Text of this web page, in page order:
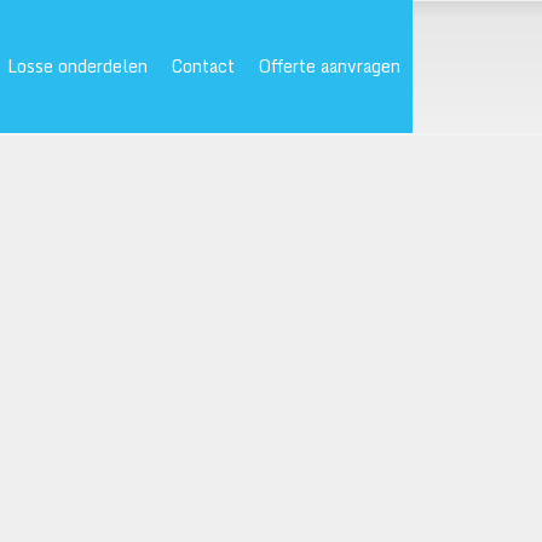
Losse onderdelen Contact Offerte aanvragen